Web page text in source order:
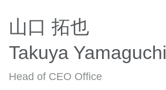
山口 拓也
Takuya Yamaguchi
Head of CEO Office